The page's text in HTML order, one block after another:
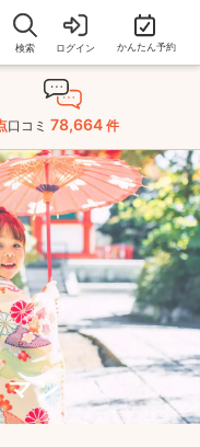
検索 ログイン かんたん予約
口コミ 78,664 件
マン